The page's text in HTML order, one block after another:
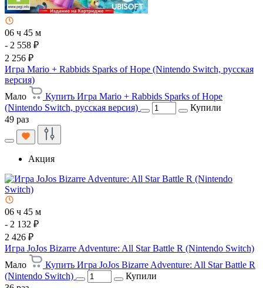
06 ч 45 м
- 2 558 ₽
2 256 ₽
Игра Mario + Rabbids Sparks of Hope (Nintendo Switch, русская
версия)
Мало
Купить Игра Mario + Rabbids Sparks of Hope
(Nintendo Switch, русская версия)
Купили
49 раз
Акция
06 ч 45 м
- 2 132 ₽
2 426 ₽
Игра JoJos Bizarre Adventure: All Star Battle R (Nintendo Switch)
Мало
Купить Игра JoJos Bizarre Adventure: All Star Battle R
(Nintendo Switch)
Купили